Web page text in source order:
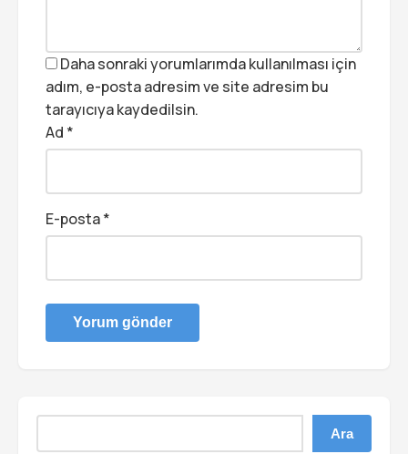
Daha sonraki yorumlarımda kullanılması için
adım, e-posta adresim ve site adresim bu
tarayıcıya kaydedilsin.
Ad *
E-posta*
Ara